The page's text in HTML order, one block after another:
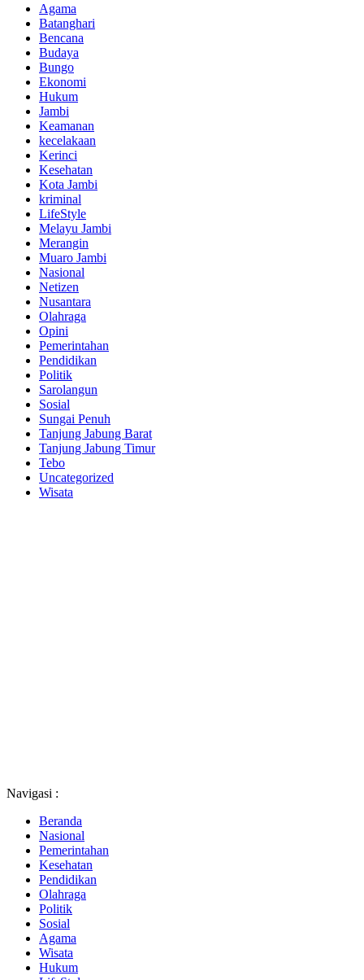
Agama
Batanghari
Bencana
Budaya
Bungo
Ekonomi
Hukum
Jambi
Keamanan
kecelakaan
Kerinci
Kesehatan
Kota Jambi
kriminal
LifeStyle
Melayu Jambi
Merangin
Muaro Jambi
Nasional
Netizen
Nusantara
Olahraga
Opini
Pemerintahan
Pendidikan
Politik
Sarolangun
Sosial
Sungai Penuh
Tanjung Jabung Barat
Tanjung Jabung Timur
Tebo
Uncategorized
Wisata
Navigasi :
Beranda
Nasional
Pemerintahan
Kesehatan
Pendidikan
Olahraga
Politik
Sosial
Agama
Wisata
Hukum